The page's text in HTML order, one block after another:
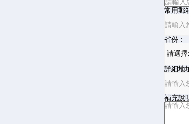
常用郵
省份：
詳細地
補充說